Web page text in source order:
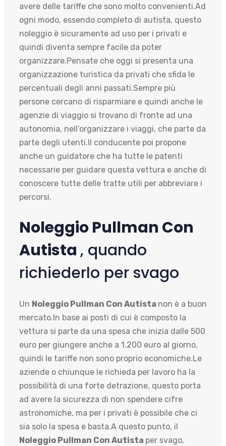
avere delle tariffe che sono molto convenienti.Ad
ogni modo, essendo completo di autista, questo
noleggio è sicuramente ad uso per i privati e
quindi diventa sempre facile da poter
organizzare.Pensate che oggi si presenta una
organizzazione turistica da privati che sfida le
percentuali degli anni passati.Sempre più
persone cercano di risparmiare e quindi anche le
agenzie di viaggio si trovano di fronte ad una
autonomia, nell’organizzare i viaggi, che parte da
parte degli utenti.Il conducente poi propone
anche un guidatore che ha tutte le patenti
necessarie per guidare questa vettura e anche di
conoscere tutte delle tratte utili per abbreviare i
percorsi.
Noleggio Pullman Con
Autista, quando
richiederlo per svago
Un Noleggio Pullman Con Autista non è a buon
mercato.In base ai posti di cui è composto la
vettura si parte da una spesa che inizia dalle 500
euro per giungere anche a 1.200 euro al giorno,
quindi le tariffe non sono proprio economiche.Le
aziende o chiunque le richieda per lavoro ha la
possibilità di una forte detrazione, questo porta
ad avere la sicurezza di non spendere cifre
astronomiche, ma per i privati è possibile che ci
sia solo la spesa e basta.A questo punto, il
Noleggio Pullman Con Autista per svago,